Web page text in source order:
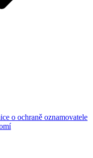
o ochraně oznamovatele